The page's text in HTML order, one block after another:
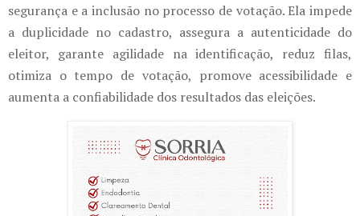
segurança e a inclusão no processo de votação. Ela impede
a duplicidade no cadastro, assegura a autenticidade do
eleitor, garante agilidade na identificação, reduz filas,
otimiza o tempo de votação, promove acessibilidade e
aumenta a confiabilidade dos resultados das eleições.